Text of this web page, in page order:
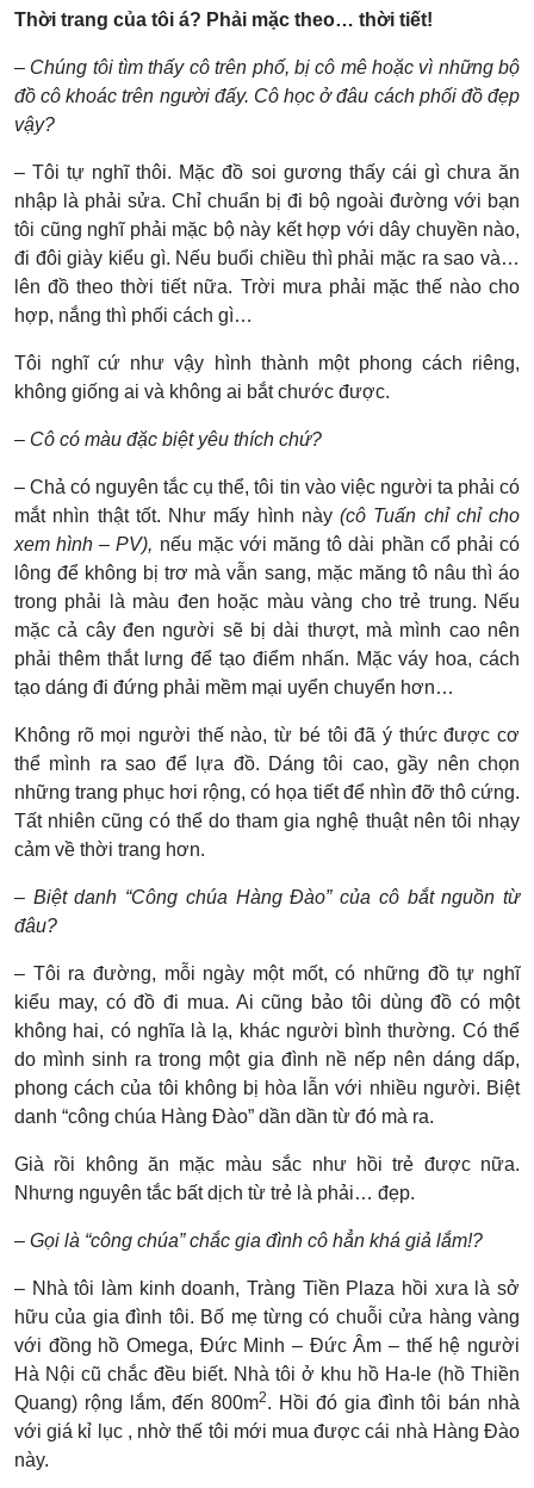
Thời trang của tôi á? Phải mặc theo… thời tiết!
– Chúng tôi tìm thấy cô trên phố, bị cô mê hoặc vì những bộ
đồ cô khoác trên người đấy. Cô học ở đâu cách phối đồ đẹp
vậy?
– Tôi tự nghĩ thôi. Mặc đồ soi gương thấy cái gì chưa ăn
nhập là phải sửa. Chỉ chuẩn bị đi bộ ngoài đường với bạn
tôi cũng nghĩ phải mặc bộ này kết hợp với dây chuyền nào,
đi đôi giày kiểu gì. Nếu buổi chiều thì phải mặc ra sao và…
lên đồ theo thời tiết nữa. Trời mưa phải mặc thế nào cho
hợp, nắng thì phối cách gì…
Tôi nghĩ cứ như vậy hình thành một phong cách riêng,
không giống ai và không ai bắt chước được.
– Cô có màu đặc biệt yêu thích chứ?
– Chả có nguyên tắc cụ thể, tôi tin vào việc người ta phải có
mắt nhìn thật tốt. Như mấy hình này (cô Tuấn chỉ chỉ cho
xem hình – PV), nếu mặc với măng tô dài phần cổ phải có
lông để không bị trơ mà vẫn sang, mặc măng tô nâu thì áo
trong phải là màu đen hoặc màu vàng cho trẻ trung. Nếu
mặc cả cây đen người sẽ bị dài thượt, mà mình cao nên
phải thêm thắt lưng để tạo điểm nhấn. Mặc váy hoa, cách
tạo dáng đi đứng phải mềm mại uyển chuyển hơn…
Không rõ mọi người thế nào, từ bé tôi đã ý thức được cơ
thể mình ra sao để lựa đồ. Dáng tôi cao, gầy nên chọn
những trang phục hơi rộng, có họa tiết để nhìn đỡ thô cứng.
Tất nhiên cũng có thể do tham gia nghệ thuật nên tôi nhạy
cảm về thời trang hơn.
– Biệt danh “Công chúa Hàng Đào” của cô bắt nguồn từ
đâu?
– Tôi ra đường, mỗi ngày một mốt, có những đồ tự nghĩ
kiểu may, có đồ đi mua. Ai cũng bảo tôi dùng đồ có một
không hai, có nghĩa là lạ, khác người bình thường. Có thể
do mình sinh ra trong một gia đình nề nếp nên dáng dấp,
phong cách của tôi không bị hòa lẫn với nhiều người. Biệt
danh “công chúa Hàng Đào” dần dần từ đó mà ra.
Già rồi không ăn mặc màu sắc như hồi trẻ được nữa.
Nhưng nguyên tắc bất dịch từ trẻ là phải… đẹp.
– Gọi là “công chúa” chắc gia đình cô hẳn khá giả lắm!?
– Nhà tôi làm kinh doanh, Tràng Tiền Plaza hồi xưa là sở
hữu của gia đình tôi. Bố mẹ từng có chuỗi cửa hàng vàng
với đồng hồ Omega, Đức Minh – Đức Âm – thế hệ người
Hà Nội cũ chắc đều biết. Nhà tôi ở khu hồ Ha-le (hồ Thiền
Quang) rộng lắm, đến 800m2. Hồi đó gia đình tôi bán nhà
với giá kỉ lục , nhờ thế tôi mới mua được cái nhà Hàng Đào
này.